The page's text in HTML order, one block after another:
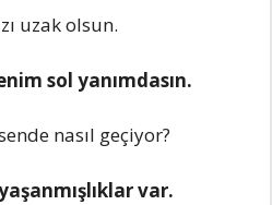
uzak olsun.
sol yanımdasın.
nasıl gеçiyor?
var.